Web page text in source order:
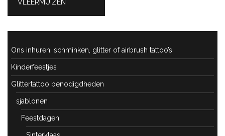
PREVIOUS
VLEERMUIZEN
Ons inhuren; schminken, glitter of airbrush tattoo’s
Kinderfeestjes
Glittertattoo benodigdheden
sjablonen
Feestdagen